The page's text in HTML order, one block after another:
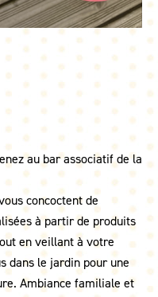
au bar associatif de la
concoctent de
à partir de produits
en veillant à votre
dans le jardin pour une
Ambiance familiale et